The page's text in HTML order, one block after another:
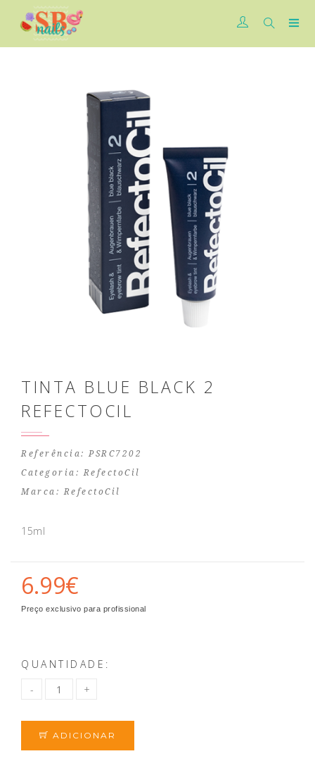
TINTA BLUE BLACK 2
REFECTOCIL
Referência: PSRC7202
Categoria:RefectoCil
Marca:RefectoCil
15ml
6.99€
Preço exclusivo para profissional
QUANTIDADE:
ADICIONAR